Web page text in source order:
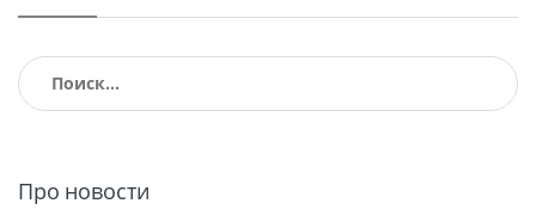
Найти:
Про новости